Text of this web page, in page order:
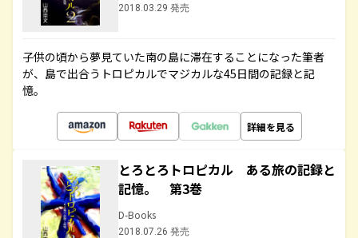
2018.03.29 発売
子供の頃から夢見ていた南の島に滞在することになった筆者
が、島で出合うトロピカルでマジカルな45日間の記録と記
憶。
詳細を見る
とろとろトロピカル ある旅の記録と
記憶。 第3巻
D-Books
2018.07.26 発売